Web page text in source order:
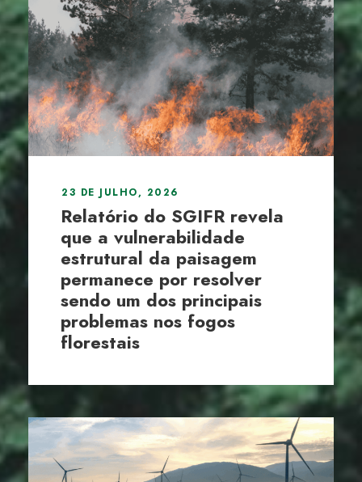
23 DE JULHO, 2026
Relatório do SGIFR revela
que a vulnerabilidade
estrutural da paisagem
permanece por resolver
sendo um dos principais
problemas nos fogos
florestais